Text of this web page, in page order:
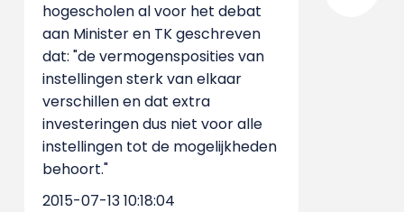
hogescholen al voor het debat
aan Minister en TK geschreven
dat: "de vermogensposities van
instellingen sterk van elkaar
verschillen en dat extra
investeringen dus niet voor alle
instellingen tot de mogelijkheden
behoort."
2015-07-13 10:18:04